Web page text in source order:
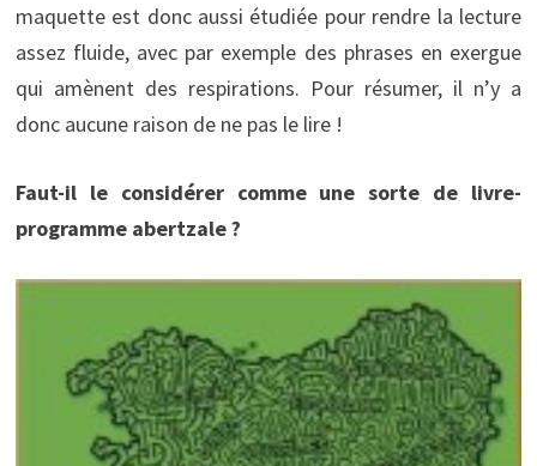
maquette est donc aussi étudiée pour rendre la lecture
assez fluide, avec par exemple des phrases en exergue
qui amènent des respirations. Pour résumer, il n’y a
donc aucune raison de ne pas le lire !
Faut-il le considérer comme une sorte de livre-
programme abertzale ?